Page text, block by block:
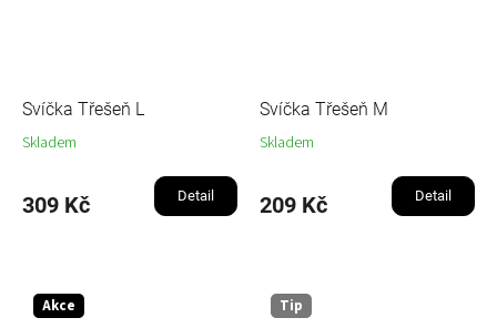
Svíčka Třešeň L
Skladem
309 Kč Detail
Svíčka Třešeň M
Skladem
209 Kč Detail
Akce Tip